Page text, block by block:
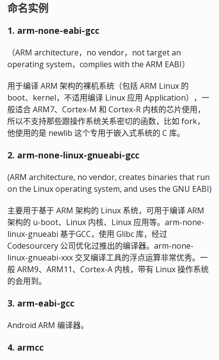
命名实例
1. arm-none-eabi-gcc
（ARM architecture，no vendor，not target an
operating system，complies with the ARM EABI）
用于编译 ARM 架构的裸机系统（包括 ARM Linux 的
boot、kernel，不适用编译 Linux 应用 Application），一
般适合 ARM7、Cortex-M 和 Cortex-R 内核的芯片使用，
所以不支持那些跟操作系统关系密切的函数，比如 fork，
他使用的是 newlib 这个专用于嵌入式系统的 C 库。
2. arm-none-linux-gnueabi-gcc
(ARM architecture, no vendor, creates binaries that run
on the Linux operating system, and uses the GNU EABI)
主要用于基于 ARM 架构的 Linux 系统，可用于编译 ARM
架构的 u-boot、Linux 内核、Linux 应用等。arm-none-
linux-gnueabi 基于GCC，使用 Glibc 库，经过
Codesourcery 公司优化过推出的编译器。arm-none-
linux-gnueabi-xxx 交叉编译工具的浮点运算非常优秀。一
般 ARM9、ARM11、Cortex-A 内核，带有 Linux 操作系统
的会用到。
3. arm-eabi-gcc
Android ARM 编译器。
4. armcc